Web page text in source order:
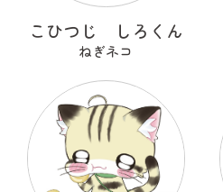
こひつじ しろくん
ねぎネコ